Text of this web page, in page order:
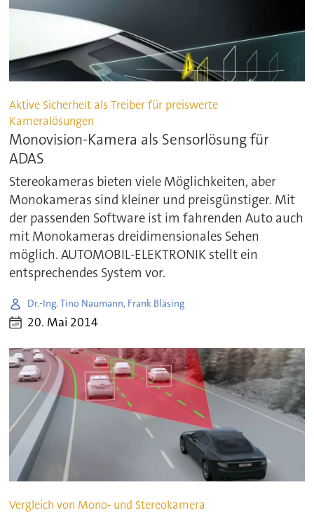
Aktive Sicherheit als Treiber für preiswerte
Kameralösungen
Monovision-Kamera als Sensorlösung für
ADAS
Stereokameras bieten viele Möglichkeiten, aber
Monokameras sind kleiner und preisgünstiger. Mit
der passenden Software ist im fahrenden Auto auch
mit Monokameras dreidimensionales Sehen
möglich. AUTOMOBIL-ELEKTRONIK stellt ein
entsprechendes System vor.
Dr.-Ing. Tino Naumann, Frank Bläsing
20. Mai 2014
Vergleich von Mono- und Stereokamera